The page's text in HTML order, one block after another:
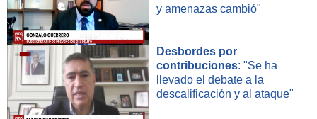
y amenazas cambió"
Desbordes por
contribuciones: "Se ha
llevado el debate a la
descalificación y al ataque"